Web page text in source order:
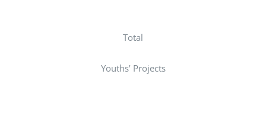
Total
Youths’ Projects